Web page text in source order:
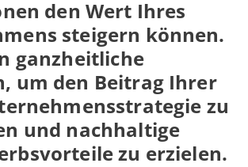
den Wert Ihres
steigern können.
ganzheitliche
um den Beitrag Ihrer
zu
und nachhaltige
zu erzielen.